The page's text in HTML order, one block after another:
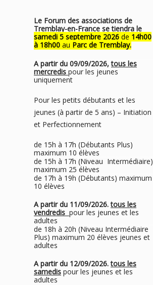
Le Forum des associations de
Tremblay-en-France se tiendra le
samedi 5 septembre 2026 de 14h00
à 18h00 au Parc de Tremblay.
A partir du 09/09/2026,tous les
mercredis pour les jeunes
uniquement
Pour les petits débutants et les
jeunes (à partir de 5 ans) – Initiation
et Perfectionnement
de 15h à 17h (Débutants Plus)
maximum 10 élèves
de 15h à 17h (Niveau Intermédiaire)
maximum 25 élèves
de 17h à 19h (Débutants) maximum
10 élèves
A partir du 11/09/2026.tous les
vendredis pour les jeunes et les
adultes
de 18h à 20h (Niveau Intermédiaire
Plus) maximum 20 élèves jeunes et
adultes
A partir du 12/09/2026.tous les
samedis pour les jeunes et les
adultes